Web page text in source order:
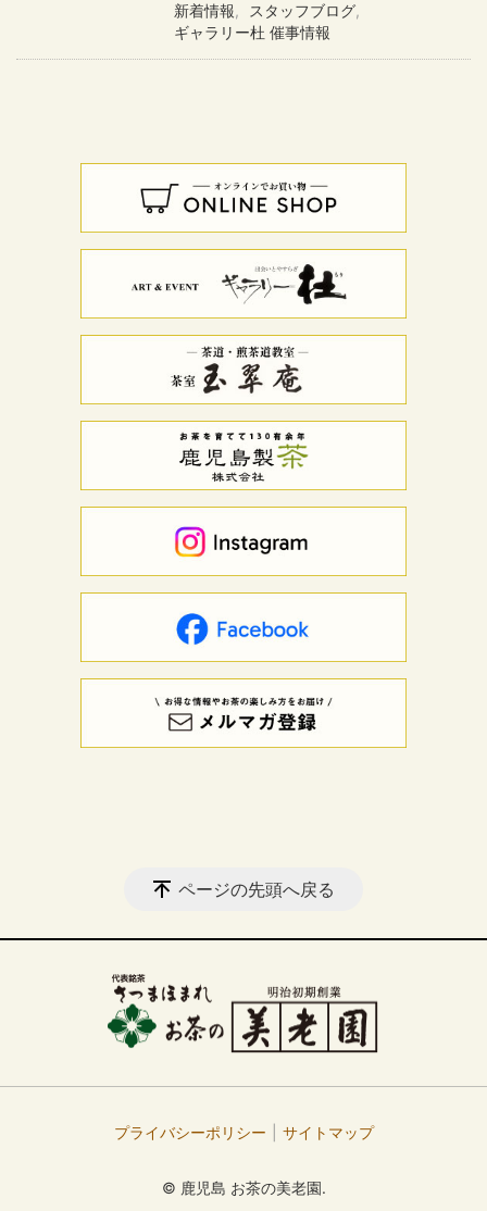
新着情報
スタッフブログ
ギャラリー杜 催事情報
ページの先頭へ戻る
プライバシーポリシー サイトマップ
© 鹿児島 お茶の美老園.